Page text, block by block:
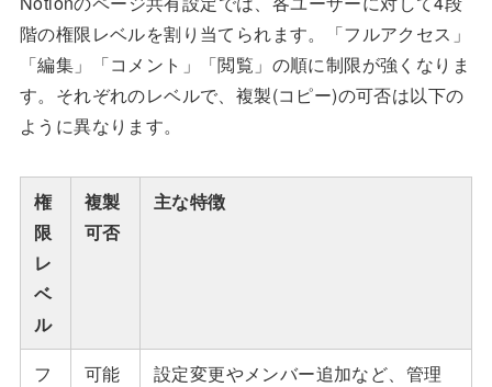
階の権限レベルを割り当てられます。「フルアクセス」
「編集」「コメント」「閲覧」の順に制限が強くなりま
す。それぞれのレベルで、複製(コピー)の可否は以下の
ように異なります。
権
限
レ
ベ
ル
複製
可否
主な特徴
フ
可能
設定変更やメンバー追加など、管理